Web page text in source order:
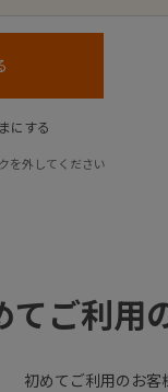
にする
を外してください
てご利用
初めてご利用のお客